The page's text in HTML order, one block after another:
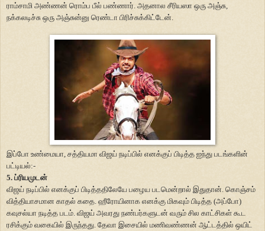
ராம்சாமி அண்ணன் ரொம்ப பீல் பண்ணார். அதனால சீரியஸா ஒரு அஞ்சு,
நக்கலடிச்சு ஒரு அஞ்சுன்னு ரெண்டா பிரிச்சுக்கிட்டேன்.
இப்போ உண்மையா, சத்தியமா விஜய் நடிப்பில் எனக்குப் பிடித்த ஐந்து படங்களின்
பட்டியல்:-
5. ப்ரியமுடன்
விஜய் நடிப்பில் எனக்குப் பிடித்ததிலேயே பழைய படமென்றால் இதுதான். கொஞ்சம்
வித்தியாசமான காதல் கதை. ஹீரோயினாக எனக்கு மிகவும் பிடித்த (அப்போ)
கவுசல்யா நடித்த படம். விஜய் அவரது நண்பர்களுடன் வரும் சில காட்சிகள் கூட
ரசிக்கும் வகையில் இருந்தது. தேவா இசையில் மணிவண்ணன் ஆட்டத்தில் ஒயிட்